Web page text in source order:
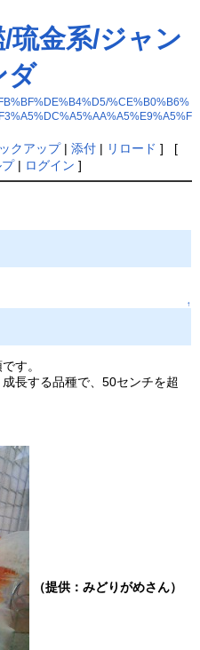
琉金系/ジャン
ダ
%CE%B0%B6%
クアップ| 添付| リロード ] [
| ログイン ]
↑
す。
長する品種で、50センチを超
（提供：みどりがめさん）